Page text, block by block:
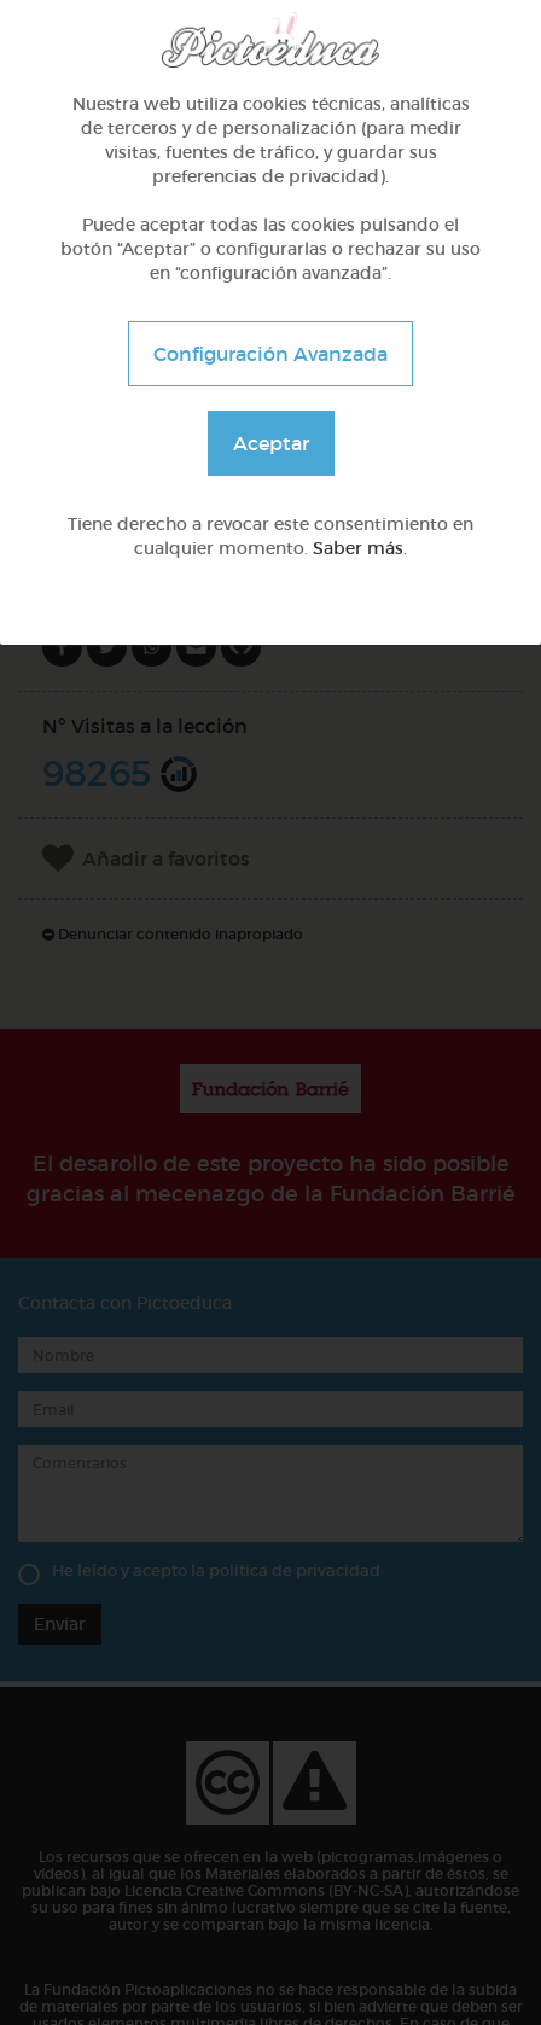
1º Primaria (6-7 años)
Aprendemos a identificar el mayor menor e igual
DOCS (10)
Nº Visitas a la lección
98265
Añadir a favoritos
Denunciar contenido inapropiado
El desarollo de este proyecto ha sido posible
gracias al mecenazgo de la Fundación Barrié
Contacta con Pictoeduca
He leído y acepto la política de privacidad
Enviar
Los recursos que se ofrecen en la web (pictogramas,imágenes o
vídeos), al igual que los Materiales elaborados a partir de éstos, se
publican bajo Licencia Creative Commons (BY-NC-SA), autorizándose
su uso para fines sin ánimo lucrativo siempre que se cite la fuente,
autor y se compartan bajo la misma licencia.
La Fundación Pictoaplicaciones no se hace responsable de la subida
de materiales por parte de los usuarios, si bien advierte que deben ser
Nuestra web utiliza cookies técnicas, analíticas
de terceros y de personalización (para medir
visitas, fuentes de tráfico, y guardar sus
preferencias de privacidad).
Puede aceptar todas las cookies pulsando el
botón “Aceptar” o configurarlas o rechazar su uso
en “configuración avanzada”.
Configuración Avanzada
Aceptar
Tiene derecho a revocar este consentimiento en
cualquier momento. Saber más.